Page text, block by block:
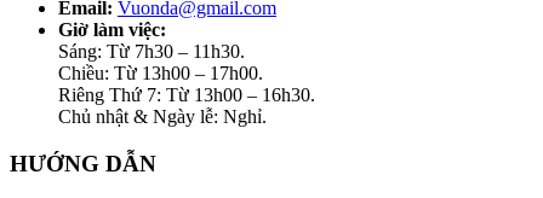
Email: Vuonda@gmail.com
Giờ làm việc:
Sáng: Từ 7h30 – 11h30.
Chiều: Từ 13h00 – 17h00.
Riêng Thứ 7: Từ 13h00 – 16h30.
Chủ nhật & Ngày lễ: Nghỉ.
HƯỚNG DẪN